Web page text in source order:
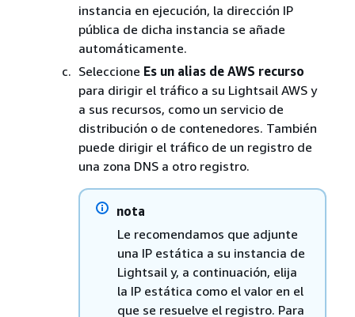
instancia en ejecución, la dirección IP
pública de dicha instancia se añade
automáticamente.
Seleccione Es un alias de AWS recurso
para dirigir el tráfico a su Lightsail AWS y
a sus recursos, como un servicio de
distribución o de contenedores. También
puede dirigir el tráfico de un registro de
una zona DNS a otro registro.
nota
Le recomendamos que adjunte
una IP estática a su instancia de
Lightsail y, a continuación, elija
la IP estática como el valor en el
que se resuelve el registro. Para